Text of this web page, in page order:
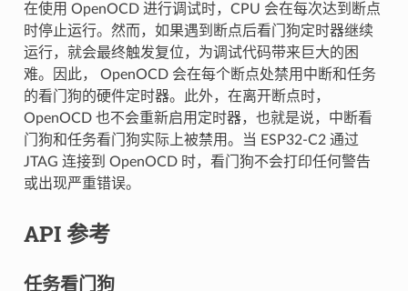
在使用 OpenOCD 进行调试时，CPU 会在每次达到断点
时停止运行。然而，如果遇到断点后看门狗定时器继续
运行，就会最终触发复位，为调试代码带来巨大的困
难。因此， OpenOCD 会在每个断点处禁用中断和任务
的看门狗的硬件定时器。此外，在离开断点时，
OpenOCD 也不会重新启用定时器，也就是说，中断看
门狗和任务看门狗实际上被禁用。当 ESP32-C2 通过
JTAG 连接到 OpenOCD 时，看门狗不会打印任何警告
或出现严重错误。
API 参考
任务看门狗